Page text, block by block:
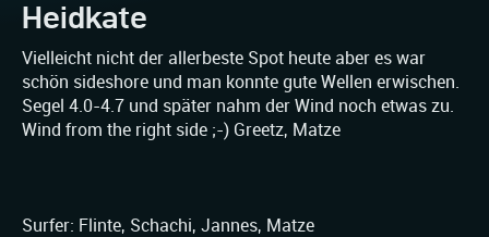
Heidkate
Vielleicht nicht der allerbeste Spot heute aber es war
schön sideshore und man konnte gute Wellen erwischen.
Segel 4.0-4.7 und später nahm der Wind noch etwas zu.
Wind from the right side ;-) Greetz, Matze
Surfer: Flinte, Schachi, Jannes, Matze